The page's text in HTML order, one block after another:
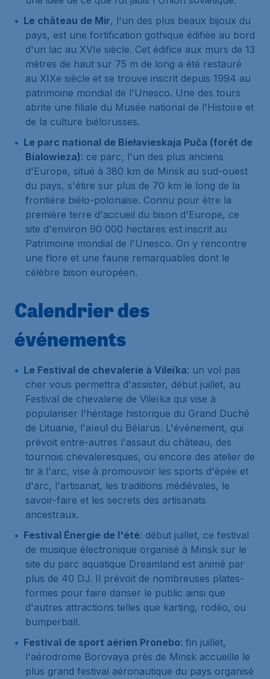
Le château de Mir, l'un des plus beaux bijoux du
pays, est une fortification gothique édifiée au bord
d'un lac au XVIe siècle. Cet édifice aux murs de 13
mètres de haut sur 75 m de long a été restauré
au XIXe siècle et se trouve inscrit depuis 1994 au
patrimoine mondial de l'Unesco. Une des tours
abrite une filiale du Musée national de l'Histoire et
de la culture biélorusses.
Le parc national de Biełavieskaja Puča (forêt de
Bialowieza): ce parc, l'un des plus anciens
d'Europe, situé à 380 km de Minsk au sud-ouest
du pays, s'étire sur plus de 70 km le long de la
frontière biélo-polonaise. Connu pour être la
première terre d'accueil du bison d'Europe, ce
site d'environ 90 000 hectares est inscrit au
Patrimoine mondial de l'Unesco. On y rencontre
une flore et une faune remarquables dont le
célèbre bison européen.
Calendrier des
événements
Le Festival de chevalerie à Vileïka: un vol pas
cher vous permettra d'assister, début juillet, au
Festival de chevalerie de Vileïka qui vise à
populariser l'héritage historique du Grand Duché
de Lituanie, l'aïeul du Bélarus. L'événement, qui
prévoit entre-autres l'assaut du château, des
tournois chevaleresques, ou encore des atelier de
tir à l'arc, vise à promouvoir les sports d'épée et
d'arc, l'artisanat, les traditions médiévales, le
savoir-faire et les secrets des artisanats
ancestraux.
Festival Énergie de l'été: début juillet, ce festival
de musique électronique organisé à Minsk sur le
site du parc aquatique Dreamland est animé par
plus de 40 DJ. Il prévoit de nombreuses plates-
formes pour faire danser le public ainsi que
d'autres attractions telles que karting, rodéo, ou
bumperball.
Festival de sport aérien Pronebo: fin juillet,
l'aérodrome Borovaya près de Minsk accueille le
plus grand festival aéronautique du pays organisé